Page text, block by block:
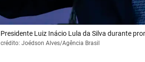
Presidente Luiz Inácio Lula da Silva durante
crédito: Joédson Alves/Agência Brasil